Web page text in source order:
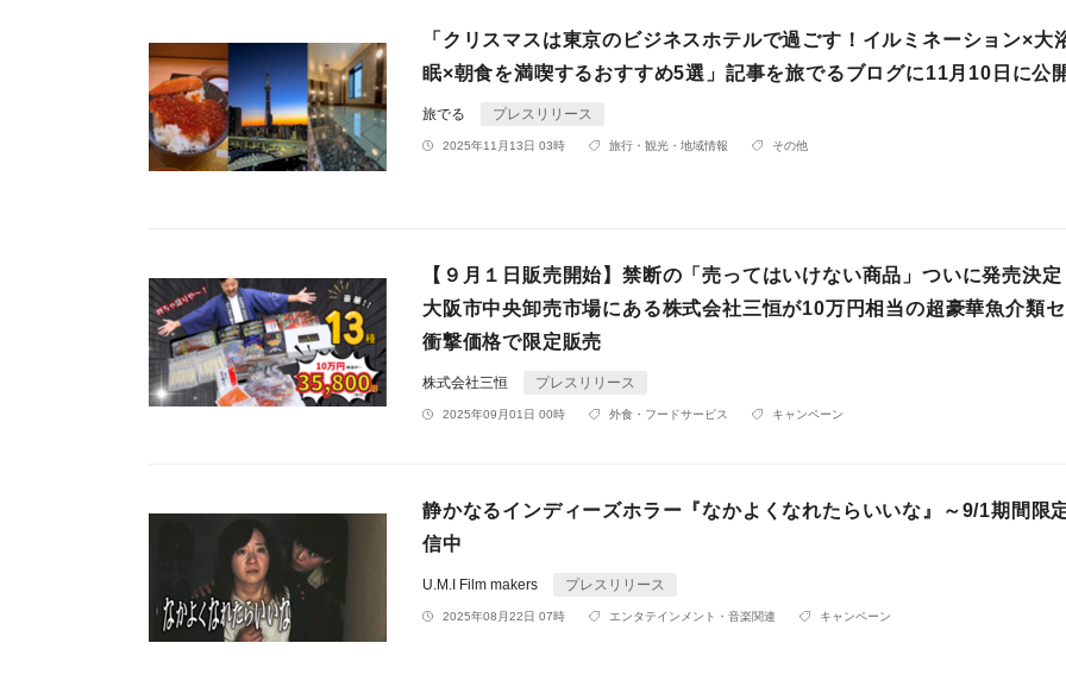
「クリスマスは東京のビジネスホテルで過ごす！イルミネーション×大
眠×朝食を満喫するおすすめ5選」記事を旅でるブログに11月10日に公
旅でる プレスリリース
2025年11月13日 03時 旅行・観光・地域情報 その他
【９月１日販売開始】禁断の「売ってはいけない商品」ついに発売決
大阪市中央卸売市場にある株式会社三恒が10万円相当の超豪華魚介類
衝撃価格で限定販売
株式会社三恒 プレスリリース
2025年09月01日 00時 外食・フードサービス キャンペーン
静かなるインディーズホラー『なかよくなれたらいいな』～9/1期間限
信中
U.M.I Film makers プレスリリース
2025年08月22日 07時 エンタテインメント・音楽関連 キャンペーン